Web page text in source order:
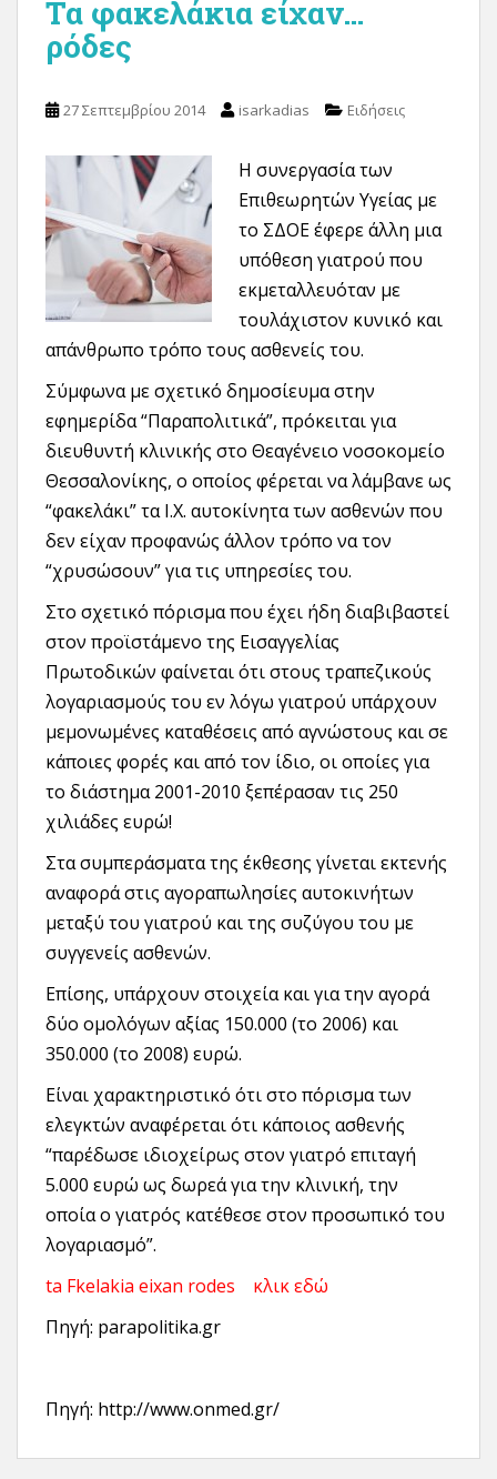
Τα φακελάκια είχαν…
ρόδες
27 Σεπτεμβρίου 2014 isarkadias Ειδήσεις
Η συνεργασία των
Επιθεωρητών Υγείας με
το ΣΔΟΕ έφερε άλλη μια
υπόθεση γιατρού που
εκμεταλλευόταν με
τουλάχιστον κυνικό και
απάνθρωπο τρόπο τους ασθενείς του.
Σύμφωνα με σχετικό δημοσίευμα στην
εφημερίδα “Παραπολιτικά”, πρόκειται για
διευθυντή κλινικής στο Θεαγένειο νοσοκομείο
Θεσσαλονίκης, ο οποίος φέρεται να λάμβανε ως
“φακελάκι” τα Ι.Χ. αυτοκίνητα των ασθενών που
δεν είχαν προφανώς άλλον τρόπο να τον
“χρυσώσουν” για τις υπηρεσίες του.
Στο σχετικό πόρισμα που έχει ήδη διαβιβαστεί
στον προϊστάμενο της Εισαγγελίας
Πρωτοδικών φαίνεται ότι στους τραπεζικούς
λογαριασμούς του εν λόγω γιατρού υπάρχουν
μεμονωμένες καταθέσεις από αγνώστους και σε
κάποιες φορές και από τον ίδιο, οι οποίες για
το διάστημα 2001-2010 ξεπέρασαν τις 250
χιλιάδες ευρώ!
Στα συμπεράσματα της έκθεσης γίνεται εκτενής
αναφορά στις αγοραπωλησίες αυτοκινήτων
μεταξύ του γιατρού και της συζύγου του με
συγγενείς ασθενών.
Επίσης, υπάρχουν στοιχεία και για την αγορά
δύο ομολόγων αξίας 150.000 (το 2006) και
350.000 (το 2008) ευρώ.
Είναι χαρακτηριστικό ότι στο πόρισμα των
ελεγκτών αναφέρεται ότι κάποιος ασθενής
“παρέδωσε ιδιοχείρως στον γιατρό επιταγή
5.000 ευρώ ως δωρεά για την κλινική, την
οποία ο γιατρός κατέθεσε στον προσωπικό του
λογαριασμό”.
ta Fkelakia eixan rodes κλικ εδώ
Πηγή: parapolitika.gr
Πηγή: http://www.onmed.gr/